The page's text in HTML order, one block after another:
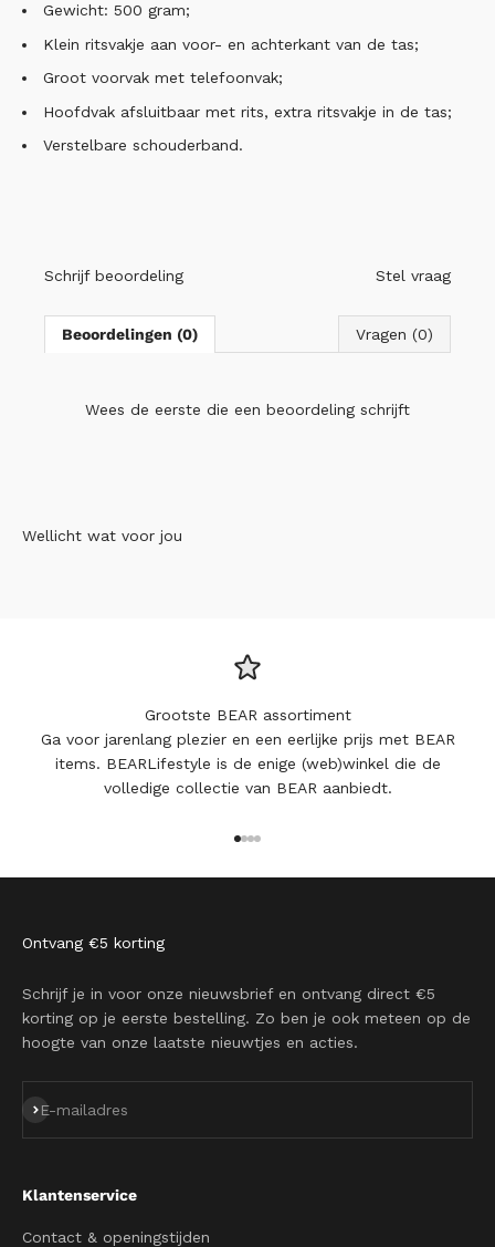
Gewicht: 500 gram;
Klein ritsvakje aan voor- en achterkant van de tas;
Groot voorvak met telefoonvak;
Hoofdvak afsluitbaar met rits, extra ritsvakje in de tas;
Verstelbare schouderband.
Schrijf beoordeling Stel vraag
Beoordelingen (0) Vragen (0)
Wees de eerste die een beoordeling schrijft
Wellicht wat voor jou
Grootste BEAR assortiment
Ga voor jarenlang plezier en een eerlijke prijs met BEAR
items. BEARLifestyle is de enige (web)winkel die de
volledige collectie van BEAR aanbiedt.
Ontvang €5 korting
Schrijf je in voor onze nieuwsbrief en ontvang direct €5
korting op je eerste bestelling. Zo ben je ook meteen op de
hoogte van onze laatste nieuwtjes en acties.
E-mailadres
Abonneren
Klantenservice
Contact & openingstijden